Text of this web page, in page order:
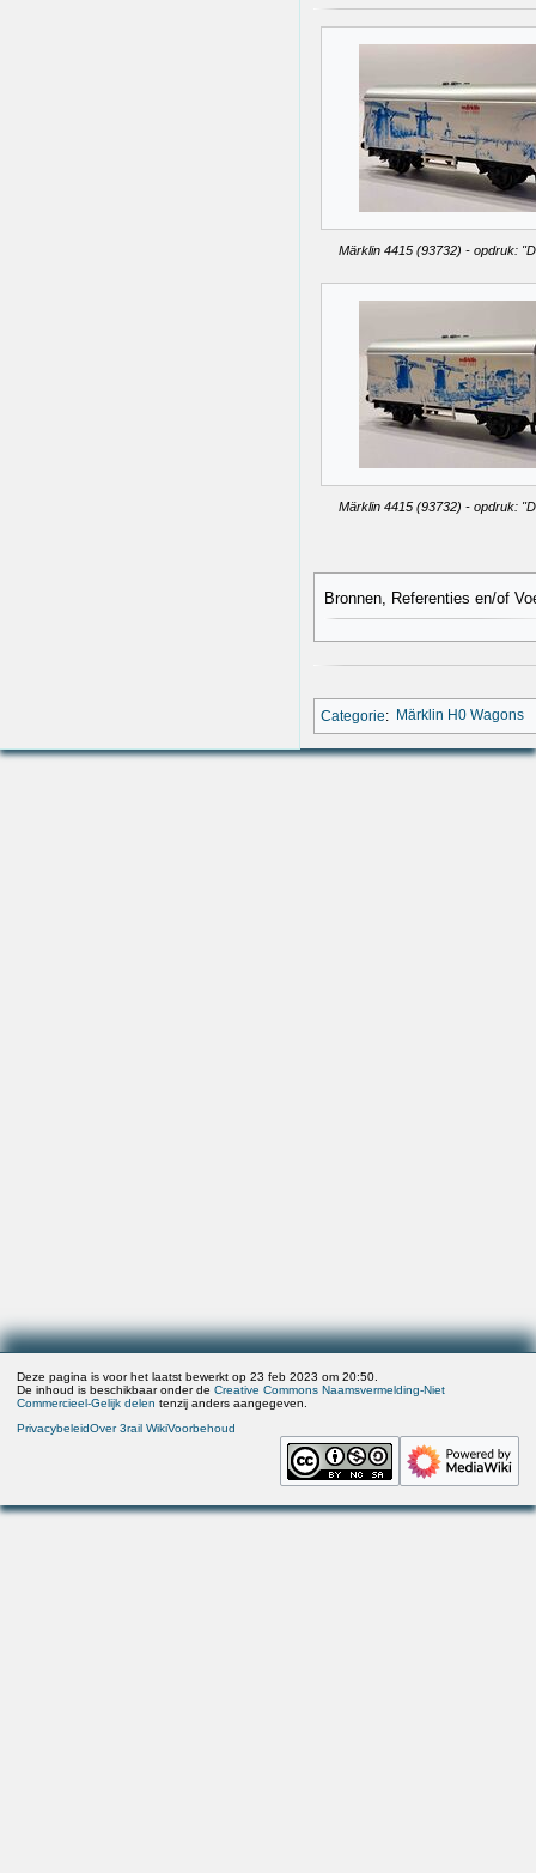
Märklin 4415 (93732) - opdruk:
Märklin 4415 (93732) - opdruk:
Bronnen, Referenties en/of
Categorie: Märklin H0 Wagons
Deze pagina is voor het laatst bewerkt op 23 feb 2023 om 20:50.
De inhoud is beschikbaar onder deCreative Commons Naamsvermelding-Niet
Commercieel-Gelijk delen tenzij anders aangegeven.
PrivacybeleidOver 3rail WikiVoorbehoud